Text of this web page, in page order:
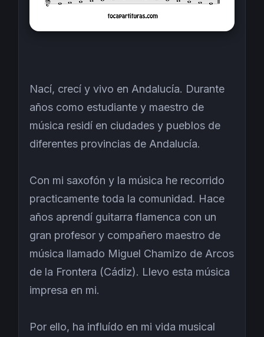
Nací, crecí y vivo en Andalucía. Durante
años como estudiante y maestro de
música residí en ciudades y pueblos de
diferentes provincias de Andalucía.
Con mi saxofón y la música he recorrido
practicamente toda la comunidad. Hace
años aprendí guitarra flamenca con un
gran profesor y compañero maestro de
música llamado Miguel Chamizo de Arcos
de la Frontera (Cádiz). Llevo esta música
impresa en mi.
Por ello, ha influído en mi vida musical